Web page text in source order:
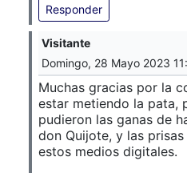
Responder
Visitante
Domingo, 28 Mayo 2023
Muchas gracias por la
estar metiendo la pata,
pudieron las ganas de
don Quijote, y las
estos medios digitales.